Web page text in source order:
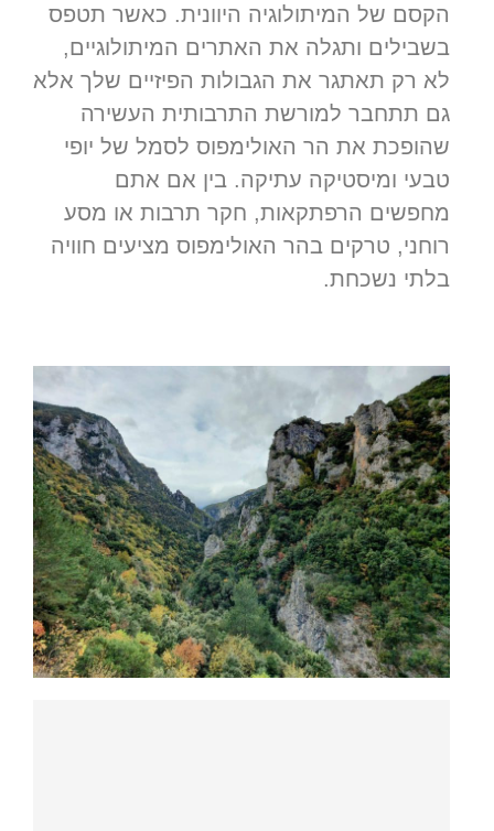
הקסם של המיתולוגיה היוונית. כאשר תטפס
בשבילים ותגלה את האתרים המיתולוגיים,
לא רק תאתגר את הגבולות הפיזיים שלך אלא
גם תתחבר למורשת התרבותית העשירה
שהופכת את הר האולימפוס לסמל של יופי
טבעי ומיסטיקה עתיקה. בין אם אתם
מחפשים הרפתקאות, חקר תרבות או מסע
רוחני, טרקים בהר האולימפוס מציעים חוויה
בלתי נשכחת.